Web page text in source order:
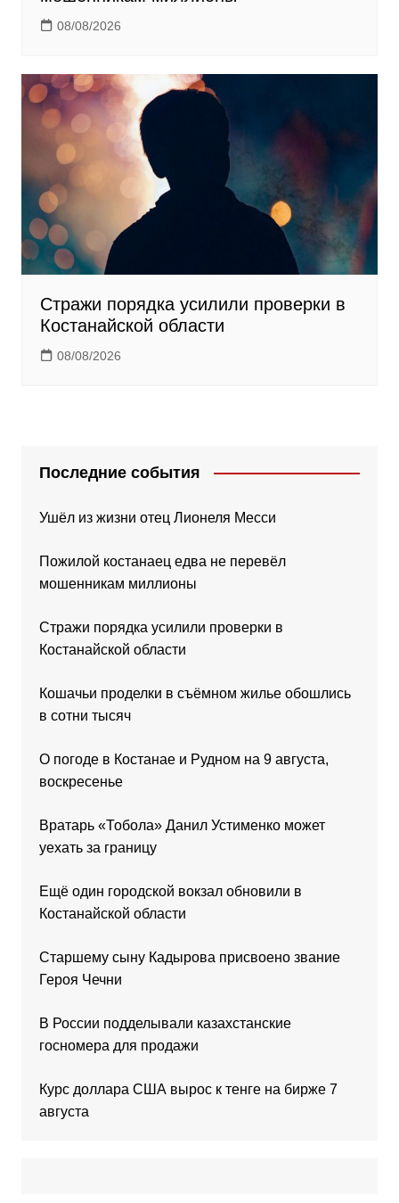
08/08/2026
Стражи порядка усилили проверки в
Костанайской области
08/08/2026
Последние события
Ушёл из жизни отец Лионеля Месси
Пожилой костанаец едва не перевёл
мошенникам миллионы
Стражи порядка усилили проверки в
Костанайской области
Кошачьи проделки в съёмном жилье обошлись
в сотни тысяч
О погоде в Костанае и Рудном на 9 августа,
воскресенье
Вратарь «Тобола» Данил Устименко может
уехать за границу
Ещё один городской вокзал обновили в
Костанайской области
Старшему сыну Кадырова присвоено звание
Героя Чечни
В России подделывали казахстанские
госномера для продажи
Курс доллара США вырос к тенге на бирже 7
августа